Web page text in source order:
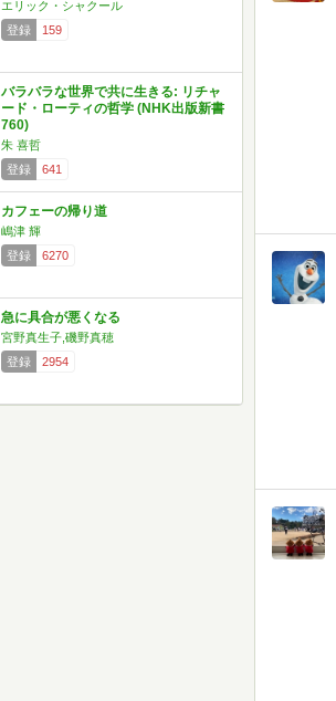
エリック・シャクール
登録
159
バラバラな世界で共に生きる: リチャ
ード・ローティの哲学 (NHK出版新書
760)
朱 喜哲
登録
641
カフェーの帰り道
嶋津 輝
登録
6270
急に具合が悪くなる
宮野真生子,磯野真穂
登録
2954